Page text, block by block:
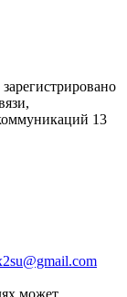
13
может